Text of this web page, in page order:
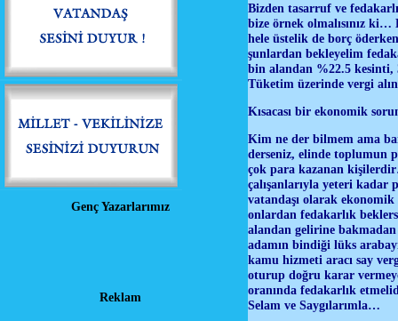
Genç Yazarlarımız
Reklam
Bizden tasarruf ve
bize örnek olmalısınız
hele üstelik de borç
şunlardan bekleyelim
bin alandan %22.5
Tüketim üzerinde vergi
Kısacası bir ekonomik
Kim ne der bilmem ama
derseniz, elinde toplumun
çok para kazanan
çalışanlarıyla yeteri kadar
vatandaşı olarak
onlardan fedakarlık
alandan gelirine
adamın bindiği lüks
kamu hizmeti aracı say
oturup doğru karar
oranında fedakarlık
Selam ve Saygılarımla…